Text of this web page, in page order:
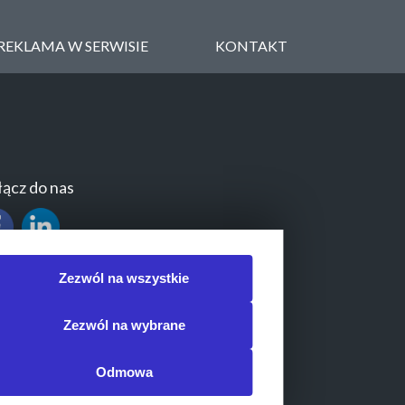
W SERWISIE KONTAKT
do nas
Zezwól na wszystkie
Zezwól na wybrane
Odmowa